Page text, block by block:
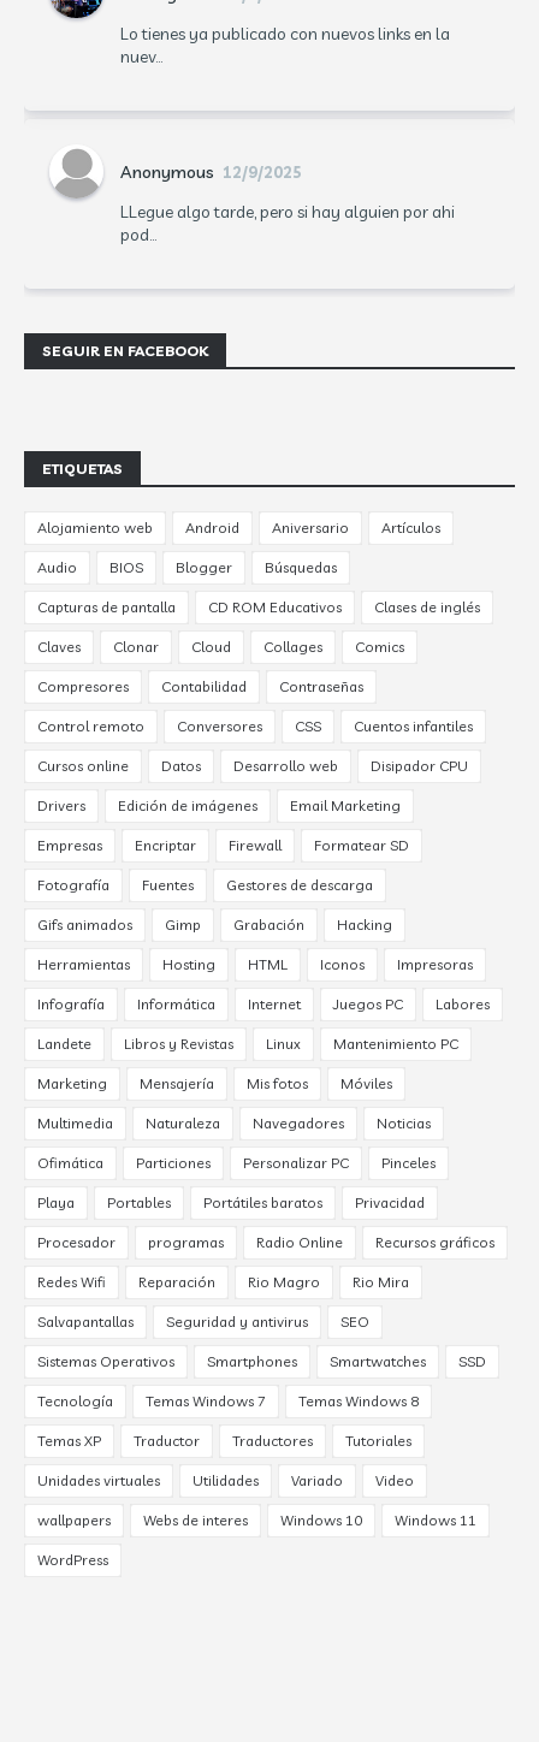
Lo tienes ya publicado con nuevos links en la
nuev...
Anonymous 12/9/2025
LLegue algo tarde, pero si hay alguien por ahi
pod...
SEGUIR EN FACEBOOK
ETIQUETAS
Alojamiento web Android Aniversario Artículos
Audio BIOS Blogger Búsquedas
Capturas de pantalla CD ROM Educativos Clases de inglés
Claves Clonar Cloud Collages Comics
Compresores Contabilidad Contraseñas
Control remoto Conversores CSS Cuentos infantiles
Cursos online Datos Desarrollo web Disipador CPU
Drivers Edición de imágenes Email Marketing
Empresas Encriptar Firewall Formatear SD
Fotografía Fuentes Gestores de descarga
Gifs animados Gimp Grabación Hacking
Herramientas Hosting HTML Iconos Impresoras
Infografía Informática Internet Juegos PC Labores
Landete Libros y Revistas Linux Mantenimiento PC
Marketing Mensajería Mis fotos Móviles
Multimedia Naturaleza Navegadores Noticias
Ofimática Particiones Personalizar PC Pinceles
Playa Portables Portátiles baratos Privacidad
Procesador programas Radio Online Recursos gráficos
Redes Wifi Reparación Rio Magro Rio Mira
Salvapantallas Seguridad y antivirus SEO
Sistemas Operativos Smartphones Smartwatches SSD
Tecnología Temas Windows 7 Temas Windows 8
Temas XP Traductor Traductores Tutoriales
Unidades virtuales Utilidades Variado Video
wallpapers Webs de interes Windows 10 Windows 11
WordPress